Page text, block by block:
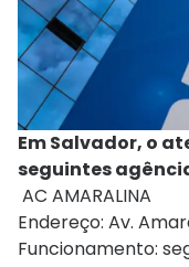
Em Salvador, o
seguintes
AC AMARALINA
Endereço: Av.
Funcionamento: